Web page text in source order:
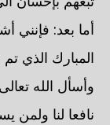
أما بعد: فإنني
المبارك الذي
وأسأل الله
نافعا لنا ولمن